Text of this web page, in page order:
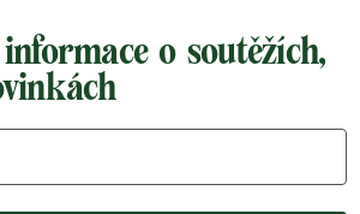
o soutěžích,